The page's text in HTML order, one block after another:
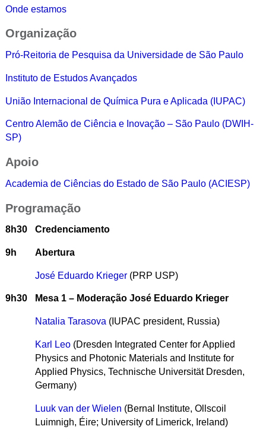
Onde estamos
Organização
Pró-Reitoria de Pesquisa da Universidade de São Paulo
Instituto de Estudos Avançados
União Internacional de Química Pura e Aplicada (IUPAC)
Centro Alemão de Ciência e Inovação – São Paulo (DWIH-
SP)
Apoio
Academia de Ciências do Estado de São Paulo (ACIESP)
Programação
8h30 Credenciamento
9h Abertura
José Eduardo Krieger(PRP USP)
9h30 Mesa 1 – Moderação José Eduardo Krieger
Natalia Tarasova (IUPAC president, Russia)
Karl Leo(Dresden Integrated Center for Applied
Physics and Photonic Materials and Institute for
Applied Physics, Technische Universität Dresden,
Germany)
Luuk van der Wielen (Bernal Institute, Ollscoil
Luimnigh, Éire; University of Limerick, Ireland)